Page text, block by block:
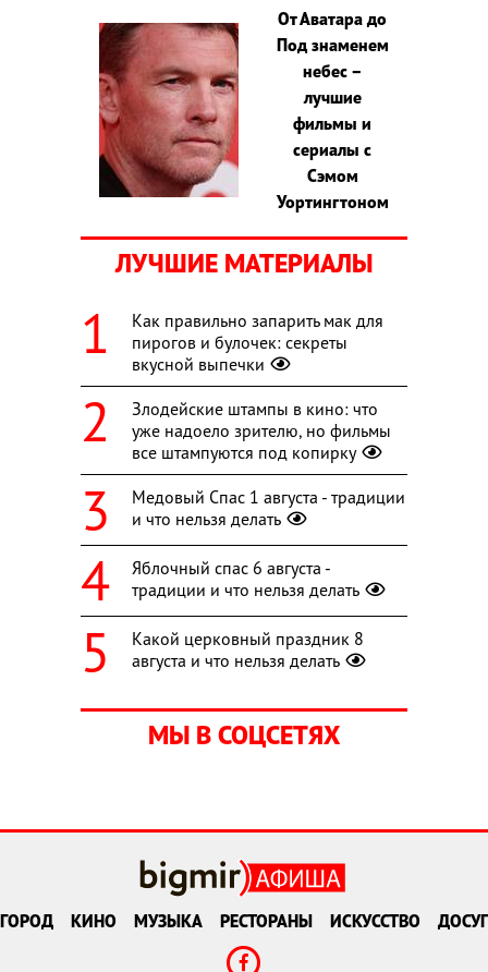
От Аватара до
Под знаменем
небес –
лучшие
фильмы и
сериалы с
Сэмом
Уортингтоном
ЛУЧШИЕ МАТЕРИАЛЫ
Как правильно запарить мак для
пирогов и булочек: секреты
вкусной выпечки
Злодейские штампы в кино: что
уже надоело зрителю, но фильмы
все штампуются под копирку
Медовый Спас 1 августа - традиции
и что нельзя делать
Яблочный спас 6 августа -
традиции и что нельзя делать
Какой церковный праздник 8
августа и что нельзя делать
МЫ В СОЦСЕТЯХ
ГОРОД КИНО МУЗЫКА РЕСТОРАНЫ ИСКУССТВО ДОСУГ